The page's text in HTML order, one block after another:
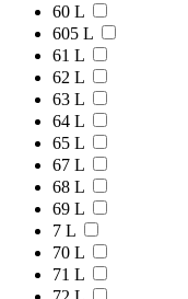
60 L
605 L
61 L
62 L
63 L
64 L
65 L
67 L
68 L
69 L
7 L
70 L
71 L